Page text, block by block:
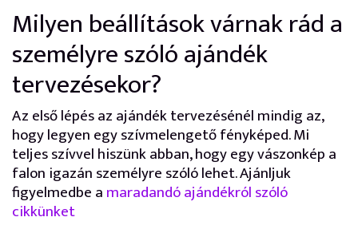
Milyen beállítások várnak rád a
személyre szóló ajándék
tervezésekor?
Az első lépés az ajándék tervezésénél mindig az,
hogy legyen egy szívmelengető fényképed. Mi
teljes szívvel hiszünk abban, hogy egy vászonkép a
falon igazán személyre szóló lehet. Ajánljuk
figyelmedbe amaradandó ajándékról szóló
cikkünket